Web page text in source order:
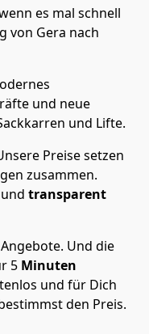
es mal schnell
von Gera nach
und neue
und Lifte.
Preise setzen
zusammen.
und transparent
Und die
5 Minuten
und für Dich
den Preis.